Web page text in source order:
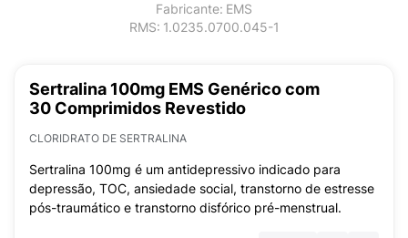
Fabricante: EMS
RMS: 1.0235.0700.045-1
Sertralina 100mg EMS Genérico com
30 Comprimidos Revestido
CLORIDRATO DE SERTRALINA
Sertralina 100mg é um antidepressivo indicado para
depressão, TOC, ansiedade social, transtorno de estresse
pós-traumático e transtorno disfórico pré-menstrual.